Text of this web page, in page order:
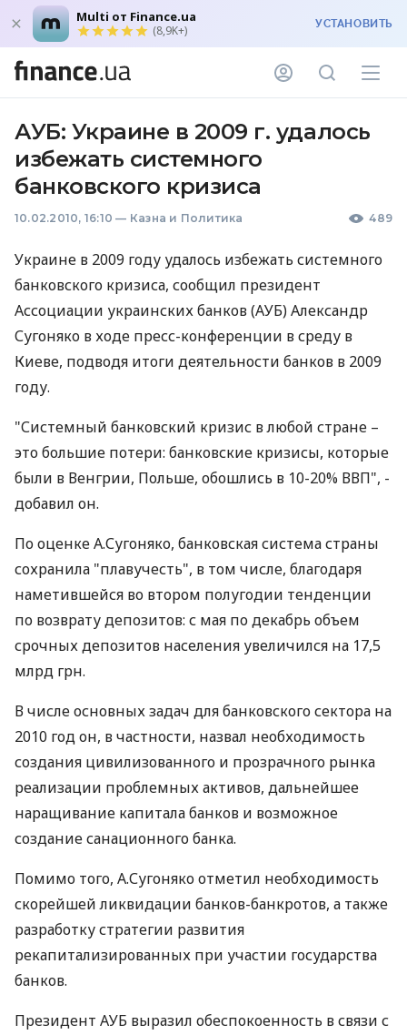
Multi от Finance.ua
(8,9K+) УСТАНОВИТЬ
АУБ: Украине в 2009 г. удалось
избежать системного
банковского кризиса
10.02.2010, 16:10 — Казна и Политика 489
Украине в 2009 году удалось избежать системного
банковского кризиса, сообщил президент
Ассоциации украинских банков (АУБ) Александр
Сугоняко в ходе пресс-конференции в среду в
Киеве, подводя итоги деятельности банков в 2009
году.
"Системный банковский кризис в любой стране –
это большие потери: банковские кризисы, которые
были в Венгрии, Польше, обошлись в 10-20% ВВП", -
добавил он.
По оценке А.Сугоняко, банковская система страны
сохранила "плавучесть", в том числе, благодаря
наметившейся во втором полугодии тенденции
по возврату депозитов: с мая по декабрь объем
срочных депозитов населения увеличился на 17,5
млрд грн.
В числе основных задач для банковского сектора на
2010 год он, в частности, назвал необходимость
создания цивилизованного и прозрачного рынка
реализации проблемных активов, дальнейшее
наращивание капитала банков и возможное
создание санационного банка.
Помимо того, А.Сугоняко отметил необходимость
скорейшей ликвидации банков-банкротов, а также
разработку стратегии развития
рекапитализированных при участии государства
банков.
Президент АУБ выразил обеспокоенность в связи с